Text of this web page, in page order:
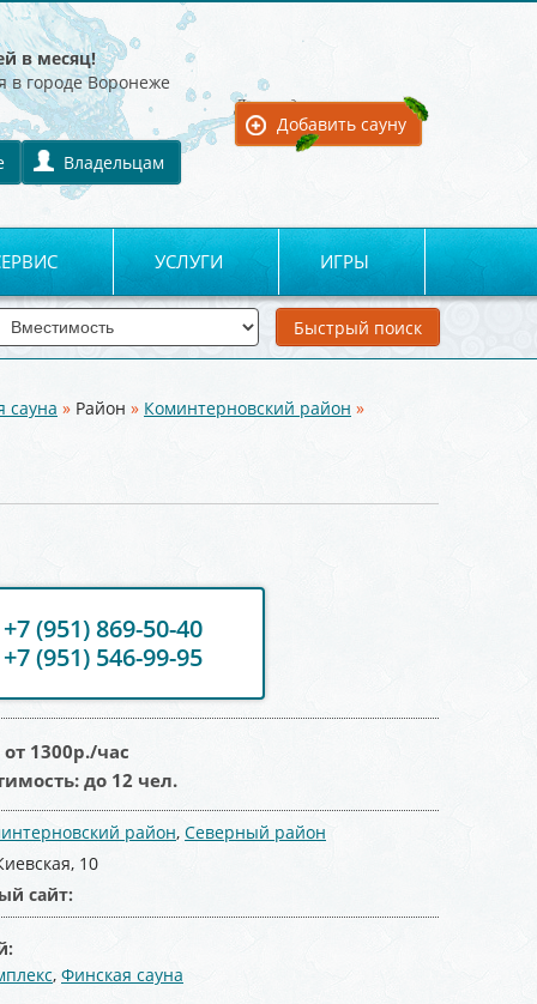
в месяц!
в городе Воронеже
Владельцам
Для владельцев:
Добавить сауну
УСЛУГИ ИГРЫ
сауна » Район » Коминтерновский район »
+7 (951) 869-50-40
+7 (951) 546-99-95
от 1300р./час
до 12 чел.
район, Северный район
10
сайт:
, Финская сауна